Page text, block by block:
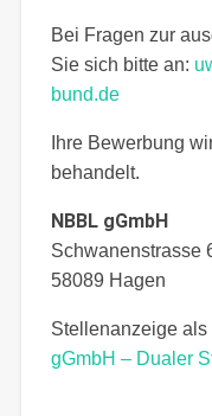
Bei Fragen zur
Sie sich bitte an:
bund.de
Ihre Bewerbung
behandelt.
NBBL gGmbH
Schwanenstrasse
58089 Hagen
Stellenanzeige als
gGmbH – Dualer